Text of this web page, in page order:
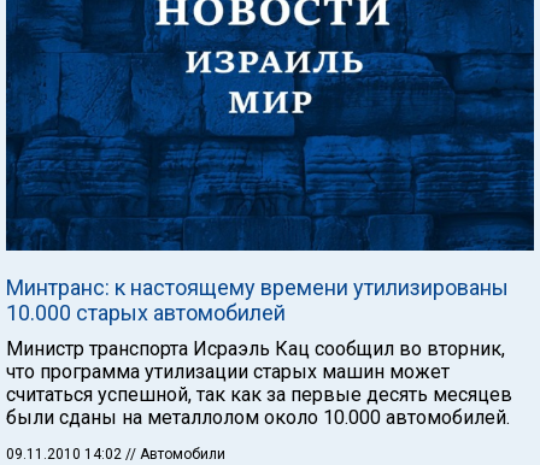
Минтранс: к настоящему времени утилизированы
10.000 старых автомобилей
Министр транспорта Исраэль Кац сообщил во вторник,
что программа утилизации старых машин может
считаться успешной, так как за первые десять месяцев
были сданы на металлолом около 10.000 автомобилей.
09.11.2010 14:02 // Автомобили